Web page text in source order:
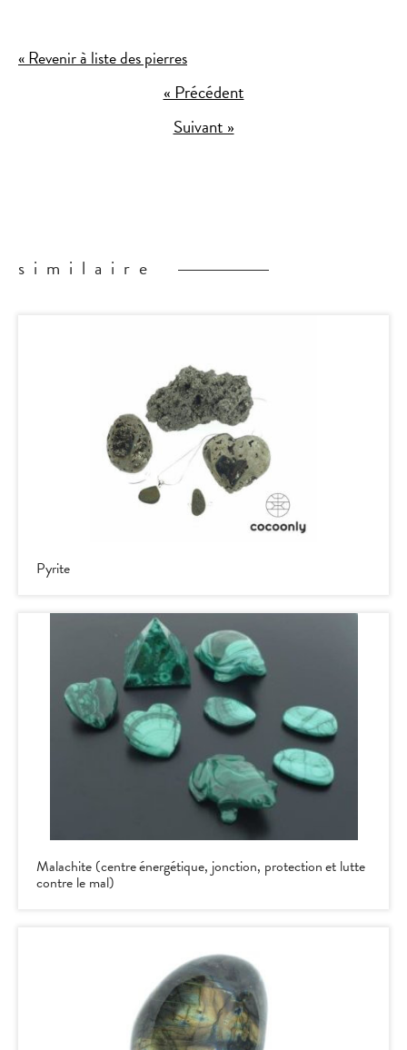
« Revenir à liste des pierres
« Précédent
Suivant »
similaire
Pyrite
Malachite (centre énergétique, jonction, protection et lutte
contre le mal)